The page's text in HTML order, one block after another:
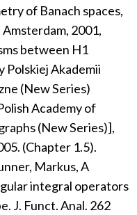
of Banach spaces,
2001,
between H1
Akademii
(New Series)
Academy of
(New Series)],
(Chapter 1.5).
Markus, A
integral operators
J. Funct. Anal. 262